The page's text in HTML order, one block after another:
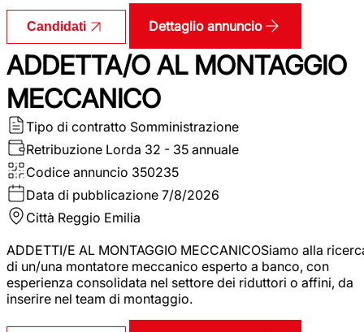
Candidati Dettaglio annuncio
ADDETTA/O AL MONTAGGIO
MECCANICO
Tipo di contratto Somministrazione
Retribuzione Lorda 32 - 35 annuale
Codice annuncio 350235
Data di pubblicazione 7/8/2026
Città Reggio Emilia
ADDETTI/E AL MONTAGGIO MECCANICOSiamo alla
di un/una montatore meccanico esperto a banco, con
esperienza consolidata nel settore dei riduttori o affini, da
inserire nel team di montaggio.